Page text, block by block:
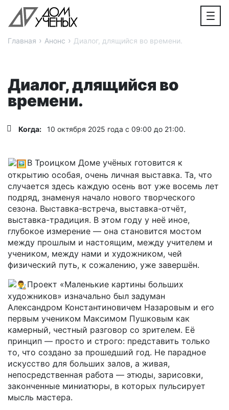
Главная › Анонс › Диалог, длящийся во времени.
Диалог, длящийся во
времени.
Когда: 10 октября 2025 года с 09:00 до 21:00.
В Троицком Доме учёных готовится к
открытию особая, очень личная выставка. Та, что
случается здесь каждую осень вот уже восемь лет
подряд, знаменуя начало нового творческого
сезона. Выставка-встреча, выставка-отчёт,
выставка-традиция. В этом году у неё иное,
глубокое измерение — она становится мостом
между прошлым и настоящим, между учителем и
учеником, между нами и художником, чей
физический путь, к сожалению, уже завершён.
Проект «Маленькие картины больших
художников» изначально был задуман
Александром Константиновичем Назаровым и его
первым учеником Максимом Пушковым как
камерный, честный разговор со зрителем. Её
принцип — просто и строго: представить только
то, что создано за прошедший год. Не парадное
искусство для больших залов, а живая,
непосредственная работа — этюды, зарисовки,
законченные миниатюры, в которых пульсирует
мысль мастера.